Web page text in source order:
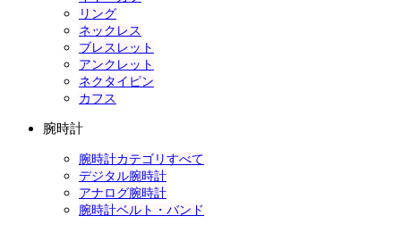
リング
ネックレス
ブレスレット
アンクレット
ネクタイピン
カフス
腕時計
腕時計カテゴリすべて
デジタル腕時計
アナログ腕時計
腕時計ベルト・バンド